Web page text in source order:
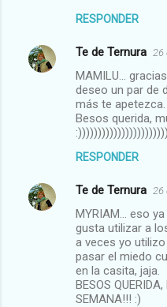
RESPONDER
Te de Ternura 26
MAMILU...
deseo un par de
más te apetezca.
Besos querida,
RESPONDER
Te de Ternura 26
MYRIAM... eso
gusta utilizar a
a veces yo
pasar el miedo
en la casita, jaja.
BESOS
SEMANA!!! :)